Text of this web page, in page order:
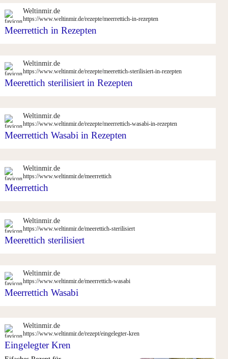
Weltinmir.de
https://www.weltinmir.de/rezepte/meerrettich-in-rezepten
Meerrettich in Rezepten
Weltinmir.de
https://www.weltinmir.de/rezepte/meerettich-sterilisiert-in-rezepten
Meerettich sterilisiert in Rezepten
Weltinmir.de
https://www.weltinmir.de/rezepte/meerrettich-wasabi-in-rezepten
Meerrettich Wasabi in Rezepten
Weltinmir.de
https://www.weltinmir.de/meerrettich
Meerrettich
Weltinmir.de
https://www.weltinmir.de/meerettich-sterilisiert
Meerettich sterilisiert
Weltinmir.de
https://www.weltinmir.de/meerrettich-wasabi
Meerrettich Wasabi
Weltinmir.de
https://www.weltinmir.de/rezept/eingelegter-kren
Eingelegter Kren